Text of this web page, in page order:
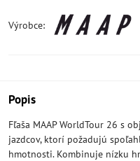
Výrobce:
Popis
Fľaša MAAP WorldTour 26 s
jazdcov, ktorí požadujú
hmotnosti. Kombinuje nízku